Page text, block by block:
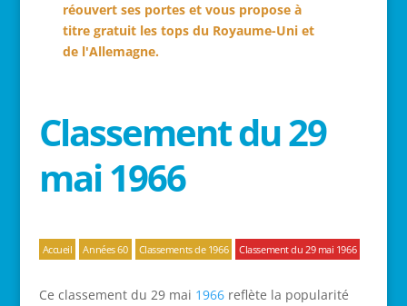
réouvert ses portes et vous propose à
titre gratuit les tops du Royaume-Uni et
de l'Allemagne.
Classement du 29
mai 1966
Accueil Années 60 Classements de 1966 Classement du 29 mai 1966
Ce classement du 29 mai 1966reflète la popularité